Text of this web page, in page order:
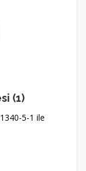
(1)
5-1 ile